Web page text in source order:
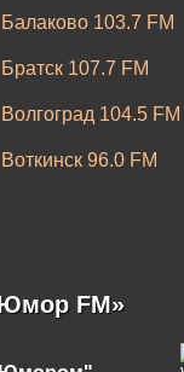
Балаково 103.7 FM
Братск 107.7 FM
Волгоград 104.5 FM
Воткинск 96.0 FM
Каменск-Уральский
Коломна 104.8 FM
FM»